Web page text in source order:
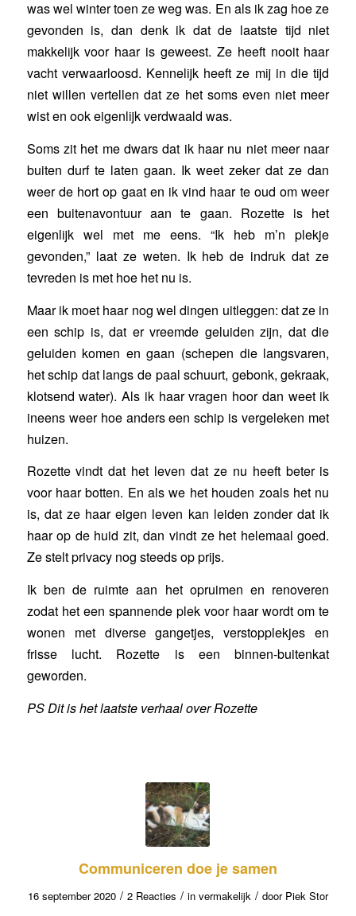
was wel winter toen ze weg was. En als ik zag hoe ze
gevonden is, dan denk ik dat de laatste tijd niet
makkelijk voor haar is geweest. Ze heeft nooit haar
vacht verwaarloosd. Kennelijk heeft ze mij in die tijd
niet willen vertellen dat ze het soms even niet meer
wist en ook eigenlijk verdwaald was.
Soms zit het me dwars dat ik haar nu niet meer naar
buiten durf te laten gaan. Ik weet zeker dat ze dan
weer de hort op gaat en ik vind haar te oud om weer
een buitenavontuur aan te gaan. Rozette is het
eigenlijk wel met me eens. “Ik heb m’n plekje
gevonden,” laat ze weten. Ik heb de indruk dat ze
tevreden is met hoe het nu is.
Maar ik moet haar nog wel dingen uitleggen: dat ze in
een schip is, dat er vreemde geluiden zijn, dat die
geluiden komen en gaan (schepen die langsvaren,
het schip dat langs de paal schuurt, gebonk, gekraak,
klotsend water). Als ik haar vragen hoor dan weet ik
ineens weer hoe anders een schip is vergeleken met
huizen.
Rozette vindt dat het leven dat ze nu heeft beter is
voor haar botten. En als we het houden zoals het nu
is, dat ze haar eigen leven kan leiden zonder dat ik
haar op de huid zit, dan vindt ze het helemaal goed.
Ze stelt privacy nog steeds op prijs.
Ik ben de ruimte aan het opruimen en renoveren
zodat het een spannende plek voor haar wordt om te
wonen met diverse gangetjes, verstopplekjes en
frisse lucht. Rozette is een binnen-buitenkat
geworden.
PS Dit is het laatste verhaal over Rozette
Communiceren doe je samen
16 september 2020 / 2 Reacties / in vermakelijk / door Piek Stor